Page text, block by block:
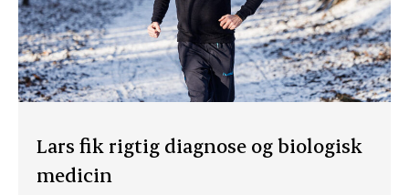
Lars fik rigtig diagnose og biologisk
medicin